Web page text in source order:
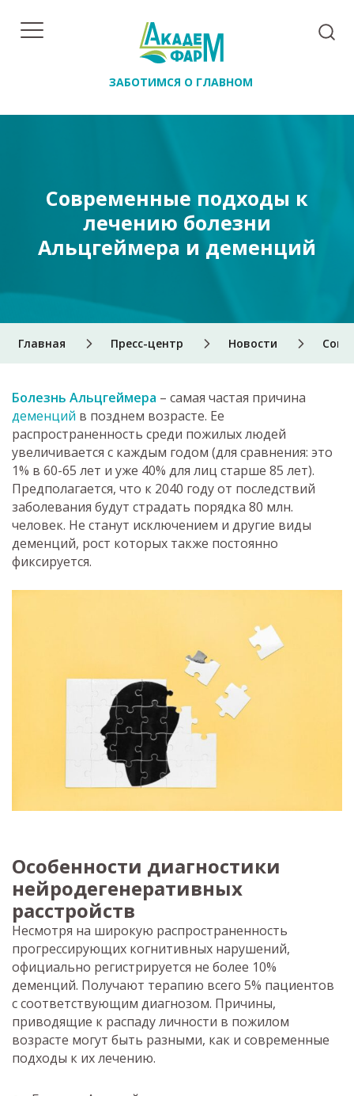
ЗАБОТИМСЯ О ГЛАВНОМ
Главная Пресс-центр Новости
Современные подходы к
лечению болезни
Альцгеймера и деменций
Болезнь Альцгеймера – самая частая причина
деменций в позднем возрасте. Ее
распространенность среди пожилых людей
увеличивается с каждым годом (для сравнения: это
1% в 60-65 лет и уже 40% для лиц старше 85 лет).
Предполагается, что к 2040 году от последствий
заболевания будут страдать порядка 80 млн.
человек. Не станут исключением и другие виды
деменций, рост которых также постоянно
фиксируется.
Особенности диагностики
нейродегенеративных
расстройств
Несмотря на широкую распространенность
прогрессирующих когнитивных нарушений,
официально регистрируется не более 10%
деменций. Получают терапию всего 5% пациентов
с соответствующим диагнозом. Причины,
приводящие к распаду личности в пожилом
возрасте могут быть разными, как и современные
подходы к их лечению.